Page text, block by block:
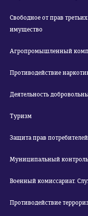
Свободное от прав
имущество
Агропромышленный
Противодействие
Деятельность
Туризм
Защита прав потребителей
Муниципальный контроль
Военный комиссариат.
Противодействие